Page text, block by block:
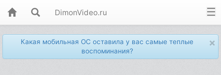
DimonVideo.ru
×
Какая мобильная ОС оставила у вас самые теплые
воспоминания?